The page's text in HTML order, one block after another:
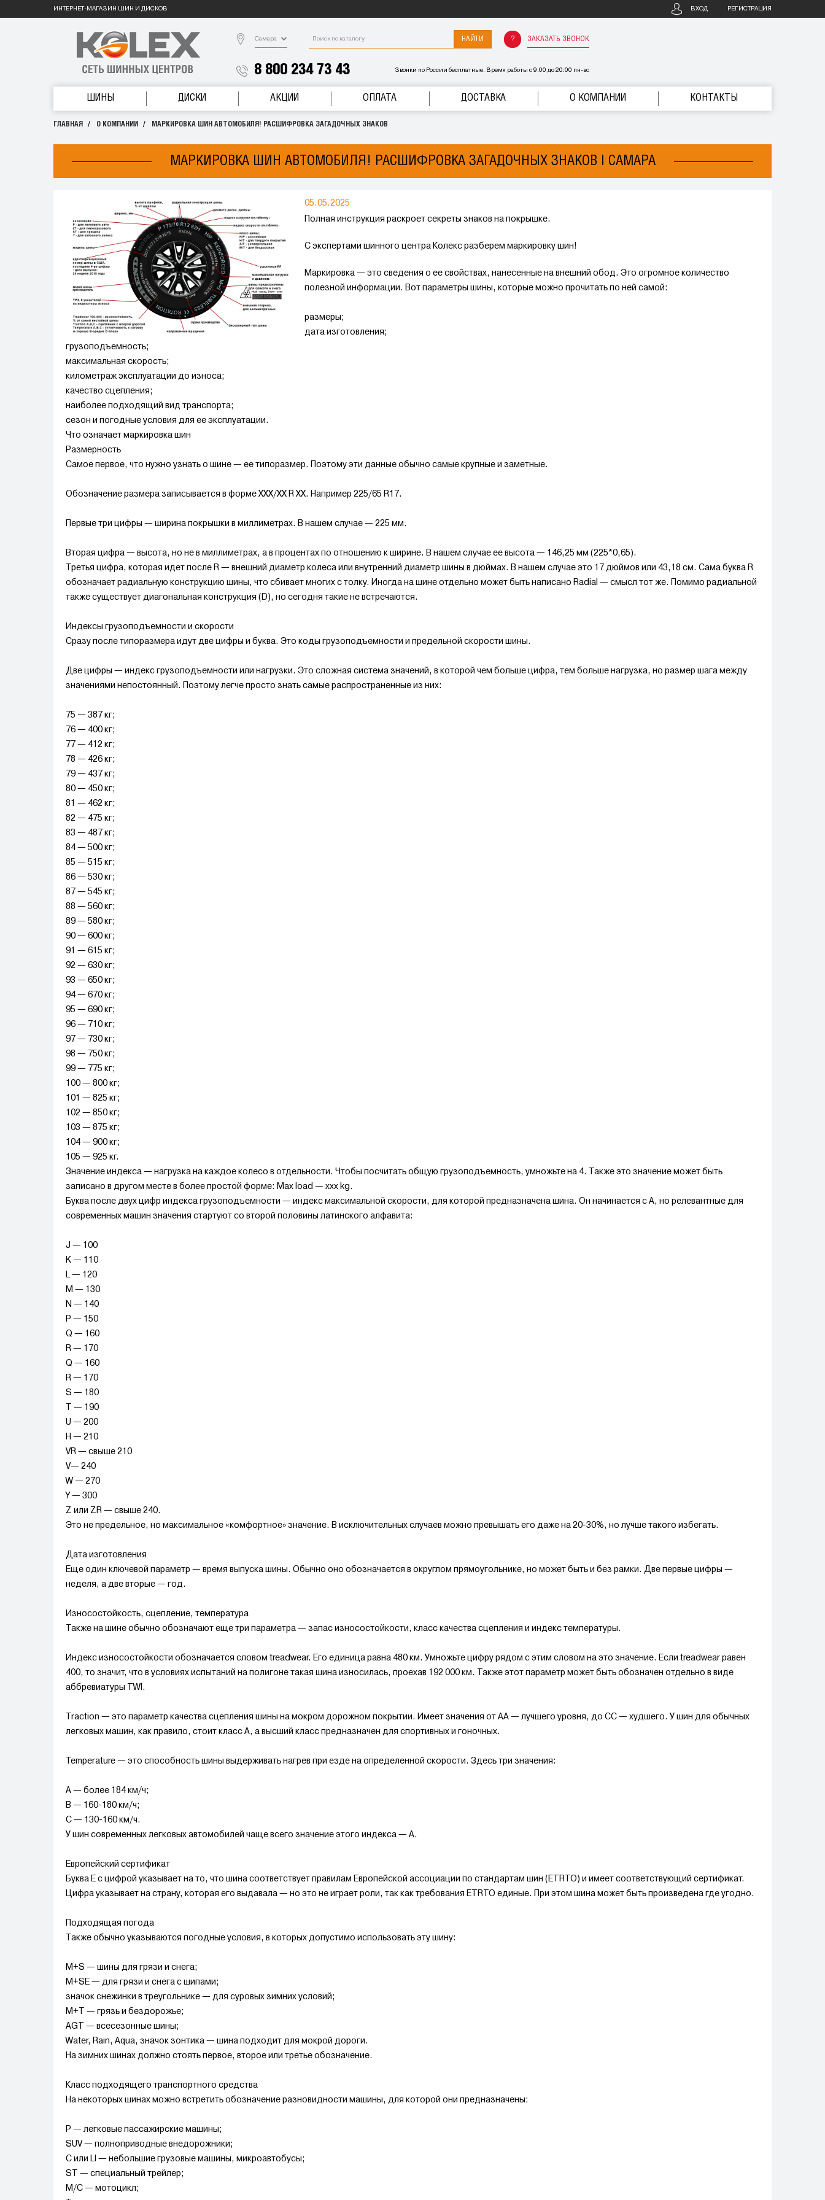
ИНТЕРНЕТ-МАГАЗИН ШИН И ДИСКОВ ВХОД РЕГИСТРАЦИЯ
Самара НАЙТИ ЗАКАЗАТЬ ЗВОНОК
8 800 234 73 43 Звонки по России бесплатные. Время работы с 9:00 до 20:00 пн-вс
ШИНЫ ДИСКИ АКЦИИ ОПЛАТА ДОСТАВКА О КОМПАНИИ КОНТАКТЫ
ГЛАВНАЯ О КОМПАНИИ МАРКИРОВКА ШИН АВТОМОБИЛЯ! РАСШИФРОВКА ЗАГАДОЧНЫХ ЗНАКОВ
МАРКИРОВКА ШИН АВТОМОБИЛЯ! РАСШИФРОВКА ЗАГАДОЧНЫХ ЗНАКОВ | САМАРА
05.05.2025
Полная инструкция раскроет секреты знаков на покрышке.
С экспертами шинного центра Колекс разберем маркировку шин!
Маркировка — это сведения о ее свойствах, нанесенные на внешний обод. Это огромное количество
полезной информации. Вот параметры шины, которые можно прочитать по ней самой:
размеры;
дата изготовления;
грузоподъемность;
максимальная скорость;
километраж эксплуатации до износа;
качество сцепления;
наиболее подходящий вид транспорта;
сезон и погодные условия для ее эксплуатации.
Что означает маркировка шин
Размерность
Самое первое, что нужно узнать о шине — ее типоразмер. Поэтому эти данные обычно самые крупные и заметные.
Обозначение размера записывается в форме XXX/XX R XX. Например 225/65 R17.
Первые три цифры — ширина покрышки в миллиметрах. В нашем случае — 225 мм.
Вторая цифра — высота, но не в миллиметрах, а в процентах по отношению к ширине. В нашем случае ее высота — 146,25 мм (225*0,65).
Третья цифра, которая идет после R — внешний диаметр колеса или внутренний диаметр шины в дюймах. В нашем случае это 17 дюймов или 43,18 см. Сама буква R
обозначает радиальную конструкцию шины, что сбивает многих с толку. Иногда на шине отдельно может быть написано Radial — смысл тот же. Помимо радиальной
также существует диагональная конструкция (D), но сегодня такие не встречаются.
Индексы грузоподъемности и скорости
Сразу после типоразмера идут две цифры и буква. Это коды грузоподъемности и предельной скорости шины.
Две цифры — индекс грузоподъемности или нагрузки. Это сложная система значений, в которой чем больше цифра, тем больше нагрузка, но размер шага между
значениями непостоянный. Поэтому легче просто знать самые распространенные из них:
75 — 387 кг;
76 — 400 кг;
77 — 412 кг;
78 — 426 кг;
79 — 437 кг;
80 — 450 кг;
81 — 462 кг;
82 — 475 кг;
83 — 487 кг;
84 — 500 кг;
85 — 515 кг;
86 — 530 кг;
87 — 545 кг;
88 — 560 кг;
89 — 580 кг;
90 — 600 кг;
91 — 615 кг;
92 — 630 кг;
93 — 650 кг;
94 — 670 кг;
95 — 690 кг;
96 — 710 кг;
97 — 730 кг;
98 — 750 кг;
99 — 775 кг;
100 — 800 кг;
101 — 825 кг;
102 — 850 кг;
103 — 875 кг;
104 — 900 кг;
105 — 925 кг.
Значение индекса — нагрузка на каждое колесо в отдельности. Чтобы посчитать общую грузоподъемность, умножьте на 4. Также это значение может быть
записано в другом месте в более простой форме: Max load — xxx kg.
Буква после двух цифр индекса грузоподъемности — индекс максимальной скорости, для которой предназначена шина. Он начинается с А, но релевантные для
современных машин значения стартуют со второй половины латинского алфавита:
J — 100
K — 110
L — 120
M — 130
N — 140
P — 150
Q — 160
R — 170
Q — 160
R — 170
S — 180
T — 190
U — 200
H — 210
VR — свыше 210
V— 240
W — 270
Y — 300
Z или ZR — свыше 240.
Это не предельное, но максимальное «комфортное» значение. В исключительных случаев можно превышать его даже на 20-30%, но лучше такого избегать.
Дата изготовления
Еще один ключевой параметр — время выпуска шины. Обычно оно обозначается в округлом прямоугольнике, но может быть и без рамки. Две первые цифры —
неделя, а две вторые — год.
Износостойкость, сцепление, температура
Также на шине обычно обозначают еще три параметра — запас износостойкости, класс качества сцепления и индекс температуры.
Индекс износостойкости обозначается словом treadwear. Его единица равна 480 км. Умножьте цифру рядом с этим словом на это значение. Если treadwear равен
400, то значит, что в условиях испытаний на полигоне такая шина износилась, проехав 192 000 км. Также этот параметр может быть обозначен отдельно в виде
аббревиатуры TWI.
Traction — это параметр качества сцепления шины на мокром дорожном покрытии. Имеет значения от AA — лучшего уровня, до CC — худшего. У шин для обычных
легковых машин, как правило, стоит класс A, а высший класс предназначен для спортивных и гоночных.
Temperature — это способность шины выдерживать нагрев при езде на определенной скорости. Здесь три значения:
A — более 184 км/ч;
B — 160-180 км/ч;
C — 130-160 км/ч.
У шин современных легковых автомобилей чаще всего значение этого индекса — A.
Европейский сертификат
Буква E c цифрой указывает на то, что шина соответствует правилам Европейской ассоциации по стандартам шин (ETRTO) и имеет соответствующий сертификат.
Цифра указывает на страну, которая его выдавала — но это не играет роли, так как требования ETRTO единые. При этом шина может быть произведена где угодно.
Подходящая погода
Также обычно указываются погодные условия, в которых допустимо использовать эту шину:
M+S — шины для грязи и снега;
M+SE — для грязи и снега с шипами;
значок снежинки в треугольнике — для суровых зимних условий;
M+T — грязь и бездорожье;
AGT — всесезонные шины;
Water, Rain, Aqua, значок зонтика — шина подходит для мокрой дороги.
На зимних шинах должно стоять первое, второе или третье обозначение.
Класс подходящего транспортного средства
На некоторых шинах можно встретить обозначение разновидности машины, для которой они предназначены:
P — легковые пассажирские машины;
SUV — полноприводные внедорожники;
C или LI — небольшие грузовые машины, микроавтобусы;
ST — специальный трейлер;
M/C — мотоцикл;